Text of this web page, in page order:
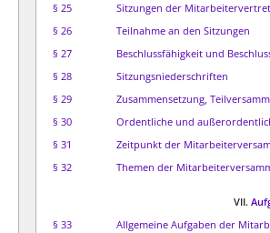
§ 25
Sitzungen der
§ 26
Teilnahme an den Sitzungen
§ 27
Beschlussfähigkeit und
§ 28
Sitzungsniederschriften
§ 29
Zusammensetzung,
§ 30
Ordentliche und
§ 31
Zeitpunkt der
§ 32
Themen der
VII.
§ 33
Allgemeine Aufgaben der